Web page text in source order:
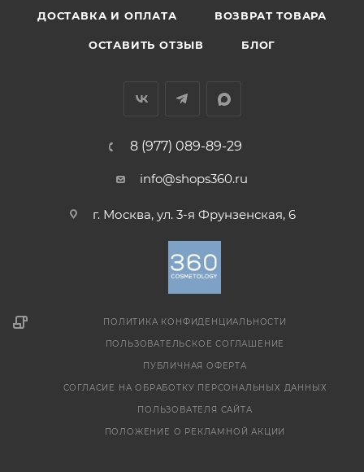
ДОСТАВКА И ОПЛАТА ВОЗВРАТ ТОВАРА
ОСТАВИТЬ ОТЗЫВ БЛОГ
8 (977) 089-89-29
info@shops360.ru
г. Москва, ул. 3-я Фрунзенская, 6
ПОЛИТИКА КОНФИДЕНЦИАЛЬНОСТИ
ПОЛЬЗОВАТЕЛЬСКОЕ СОГЛАШЕНИЕ
ПУБЛИЧНАЯ ОФЕРТА
СОГЛАСИЕ НА ОБРАБОТКУ ПЕРСОНАЛЬНЫХ ДАННЫХ
ПОЛЬЗОВАТЕЛЯ САЙТА
ПОЛОЖЕНИЕ О РЕКЛАМНОЙ АКЦИИ